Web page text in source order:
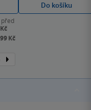
Kč
Do košíku